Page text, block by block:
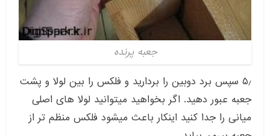
جعبه پرنده
۵٫ سپس برد دوبین را بردارید و فلکس را بین لولا و پشت
جعبه عبور دهید. اگر بخواهید میتوانید لولا های اصلی
میانی را جدا کنید اینکار باعث میشود فلکس منظم تر از